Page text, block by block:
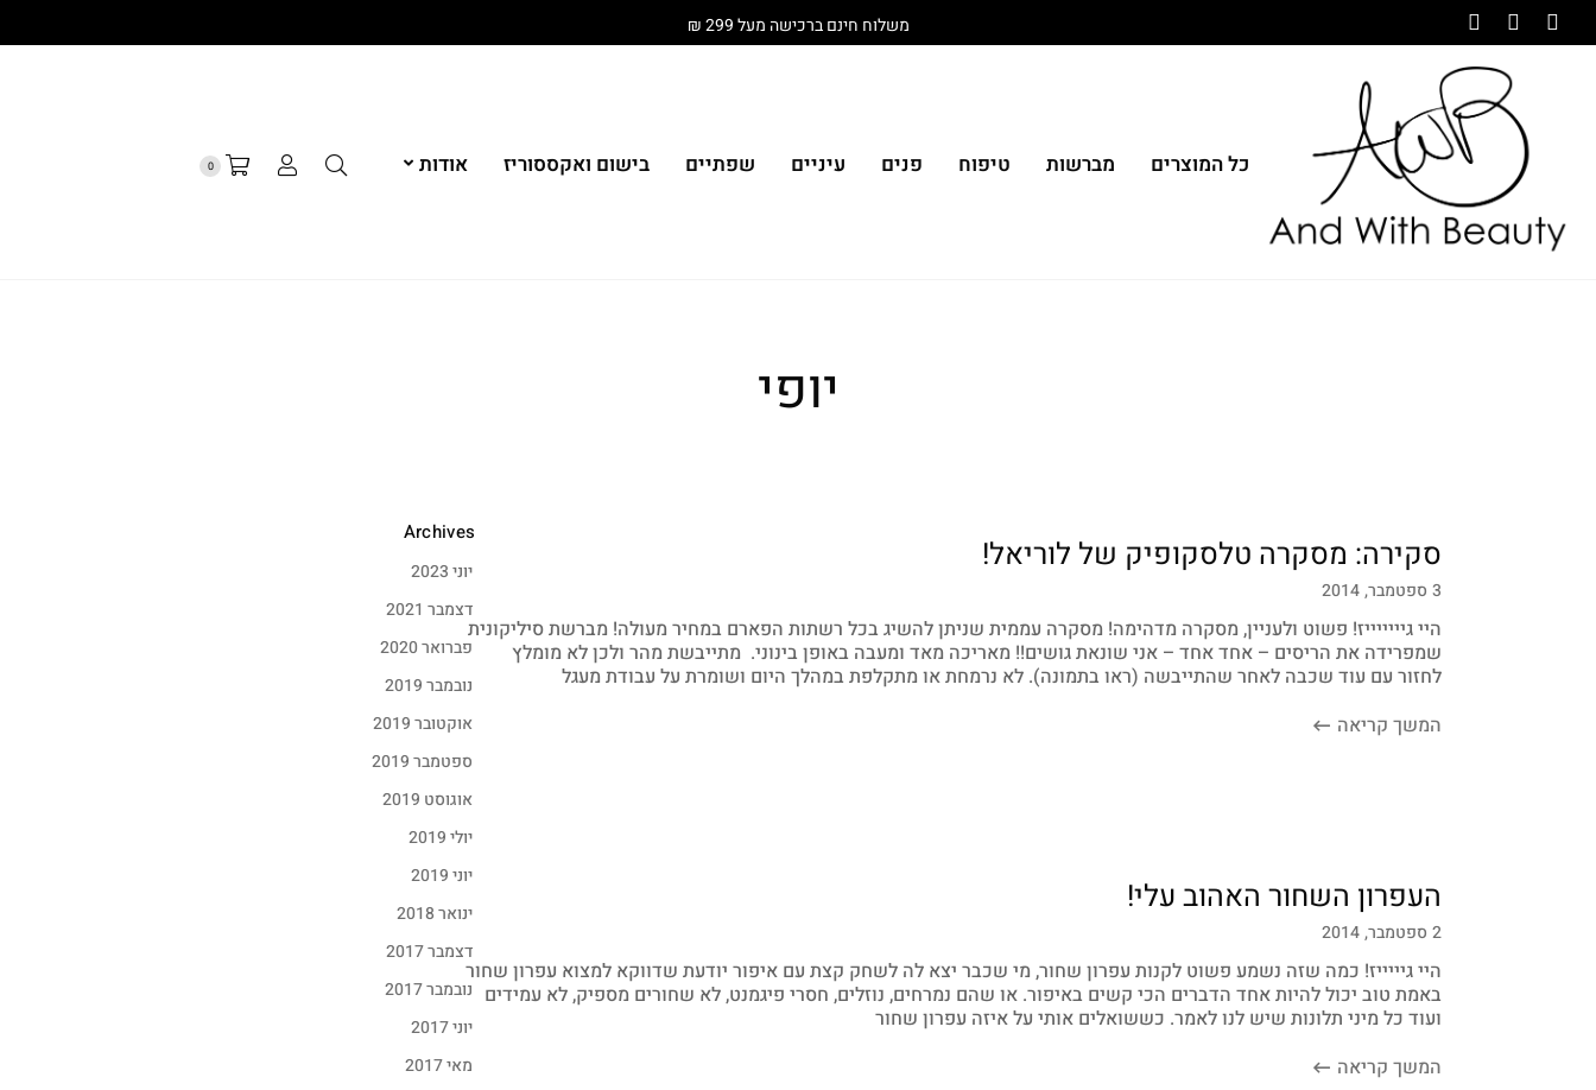
משלוח חינם ברכישה מעל 299 ₪
כל המוצרים מברשות טיפוח פנים עיניים שפתיים בישום ואקססוריז אודות 0
יופי
סקירה: מסקרה טלסקופיק של לוריאל!
3 ספטמבר, 2014
היי גיייייייז! פשוט ולעניין, מסקרה מדהימה! מסקרה עממית שניתן להשיג בכל רשתות הפארם במחיר מעולה! מברשת סיליקונית
שמפרידה את הריסים – אחד אחד – אני שונאת גושים!! מאריכה מאד ומעבה באופן בינוני. מתייבשת מהר ולכן לא מומלץ
לחזור עם עוד שכבה לאחר שהתייבשה (ראו בתמונה). לא נרמחת או מתקלפת במהלך היום ושומרת על עבודת מעגל
המשך קריאה
העפרון השחור האהוב עלי!
2 ספטמבר, 2014
היי גיייייז! כמה שזה נשמע פשוט לקנות עפרון שחור, מי שכבר יצא לה לשחק קצת עם איפור יודעת שדווקא למצוא עפרון שחור
באמת טוב יכול להיות אחד הדברים הכי קשים באיפור. או שהם נמרחים, נוזלים, חסרי פיגמנט, לא שחורים מספיק, לא עמידים
ועוד כל מיני תלונות שיש לנו לאמר. כששואלים אותי על איזה עפרון שחור
המשך קריאה
Archives
יוני 2023
דצמבר 2021
פברואר 2020
נובמבר 2019
אוקטובר 2019
ספטמבר 2019
אוגוסט 2019
יולי 2019
יוני 2019
ינואר 2018
דצמבר 2017
נובמבר 2017
יוני 2017
מאי 2017